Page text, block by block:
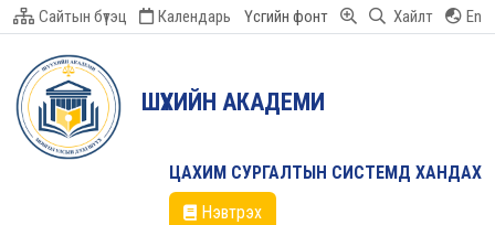
Сайтын бүтэц Календарь Үсгийн фонт Хайлт En
ШҮҮХИЙН АКАДЕМИ
ЦАХИМ СУРГАЛТЫН СИСТЕМД ХАНДАХ
Нэвтрэх